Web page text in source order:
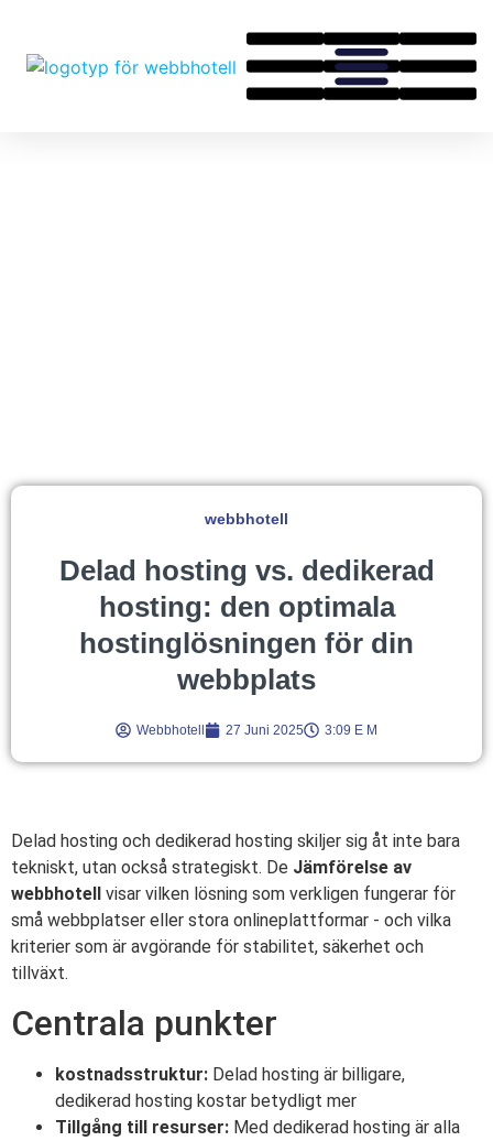
webbhotell
Delad hosting vs. dedikerad
hosting: den optimala
hostinglösningen för din
webbplats
Webbhotell 27 Juni 2025 3:09 E M
Delad hosting och dedikerad hosting skiljer sig åt inte bara
tekniskt, utan också strategiskt. De Jämförelse av
webbhotell visar vilken lösning som verkligen fungerar för
små webbplatser eller stora onlineplattformar - och vilka
kriterier som är avgörande för stabilitet, säkerhet och
tillväxt.
Centrala punkter
kostnadsstruktur: Delad hosting är billigare,
dedikerad hosting kostar betydligt mer
Tillgång till resurser: Med dedikerad hosting är alla